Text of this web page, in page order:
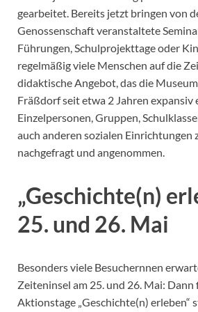
gearbeitet. Bereits jetzt bringen von
Genossenschaft veranstaltete
Führungen, Schulprojekttage oder
regelmäßig viele Menschen auf die
didaktische Angebot, das die
Fräßdorf seit etwa 2 Jahren
Einzelpersonen, Gruppen,
auch anderen sozialen Einrichtungen
nachgefragt und angenommen.
„Geschichte(n)
25. und 26. Mai
Besonders viele Besuchernnen
Zeiteninsel am 25. und 26. Mai: Dann
Aktionstage „Geschichte(n) erleben“